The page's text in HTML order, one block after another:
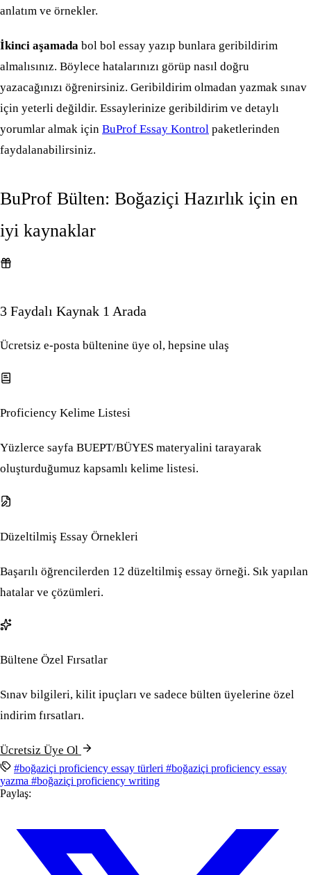
anlatım ve örnekler.
İkinci aşamada bol bol essay yazıp bunlara geribildirim
almalısınız. Böylece hatalarınızı görüp nasıl doğru
yazacağınızı öğrenirsiniz. Geribildirim olmadan yazmak sınav
için yeterli değildir. Essaylerinize geribildirim ve detaylı
yorumlar almak için BuProf Essay Kontrol paketlerinden
faydalanabilirsiniz.
BuProf Bülten: Boğaziçi Hazırlık için en
iyi kaynaklar
3 Faydalı Kaynak 1 Arada
Ücretsiz e-posta bültenine üye ol, hepsine ulaş
Proficiency Kelime Listesi
Yüzlerce sayfa BUEPT/BÜYES materyalini tarayarak
oluşturduğumuz kapsamlı kelime listesi.
Düzeltilmiş Essay Örnekleri
Başarılı öğrencilerden 12 düzeltilmiş essay örneği. Sık yapılan
hatalar ve çözümleri.
Bültene Özel Fırsatlar
Sınav bilgileri, kilit ipuçları ve sadece bülten üyelerine özel
indirim fırsatları.
Ücretsiz Üye Ol
#boğaziçi proficiency essay türleri #boğaziçi proficiency essay
yazma #boğaziçi proficiency writing
Paylaş: